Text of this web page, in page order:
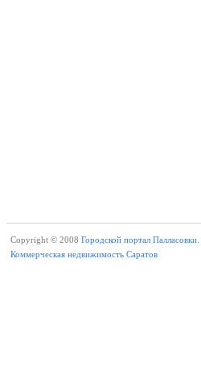
Copyright © 2008 Городской портал Палласовки.
Коммерческая недвижимость Саратов